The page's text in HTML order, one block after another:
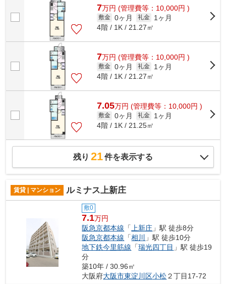
7万円 (管理費等：10,000円 )
敷金 0ヶ月 礼金
1ヶ月
4階 / 1K / 21.27㎡
7万円 (管理費等：10,000円 )
敷金 0ヶ月 礼金
1ヶ月
4階 / 1K / 21.27㎡
7.05万円 (管理費等：10,000円 )
敷金 0ヶ月 礼金
1ヶ月
4階 / 1K / 21.25㎡
残り 21件を表示する
賃貸 | マンション ルミナス上新庄
敷0
7.1万円
阪急京都本線 「 上新庄 」駅 徒歩8分
阪急京都本線 「相川
」駅 徒歩10分
地下鉄今里筋線 「瑞光四丁目 」駅 徒歩19
分
築10年 / 30.96㎡
大阪府大阪市東淀川区小松２丁目17-72